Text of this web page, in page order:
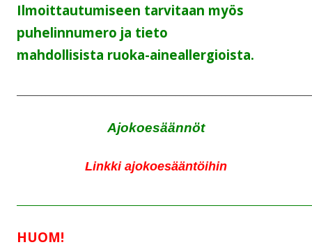
Ilmoittautumiseen tarvitaan myös
puhelinnumero ja tieto
mahdollisista ruoka-aineallergioista.
Ajokoesäännöt
Linkki ajokoesääntöihin
HUOM!